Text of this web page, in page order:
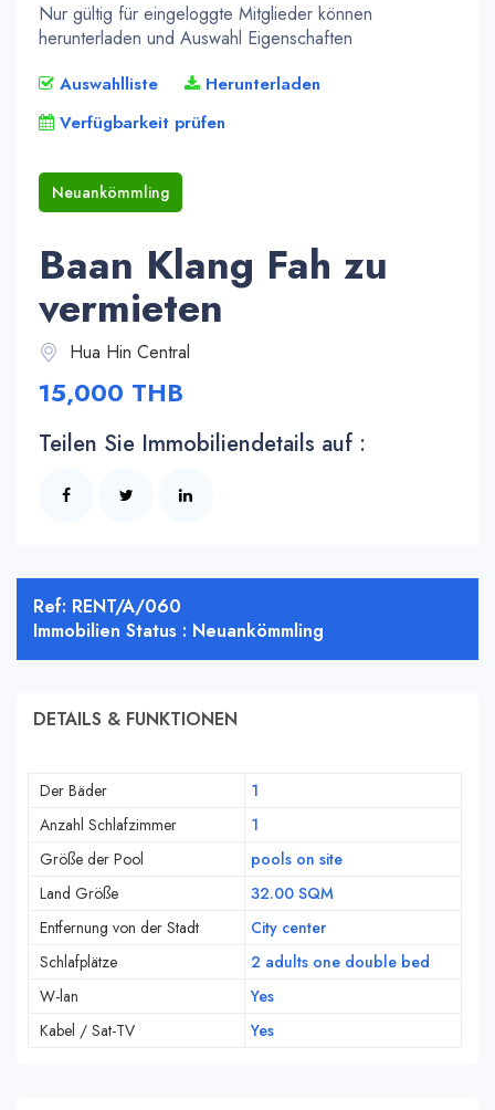
Nur gültig für eingeloggte Mitglieder können
herunterladen und Auswahl Eigenschaften
Auswahlliste
Herunterladen
Verfügbarkeit prüfen
Neuankömmling
Baan Klang Fah zu
vermieten
Hua Hin Central
15,000 THB
Teilen Sie Immobiliendetails auf :
Ref: RENT/A/060
Immobilien Status : Neuankömmling
DETAILS & FUNKTIONEN
Der Bäder
1
Anzahl Schlafzimmer
1
Größe der Pool
pools on site
Land Größe
32.00 SQM
Entfernung von der Stadt
City center
Schlafplätze
2 adults one double bed
W-lan
Yes
Kabel / Sat-TV
Yes